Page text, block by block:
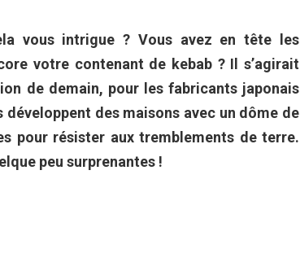
vous intrigue ? Vous avez en tête les
votre contenant de kebab ? Il s’agirait
de demain, pour les fabricants japonais
des maisons avec un dôme de
pour résister aux tremblements de terre.
peu surprenantes !